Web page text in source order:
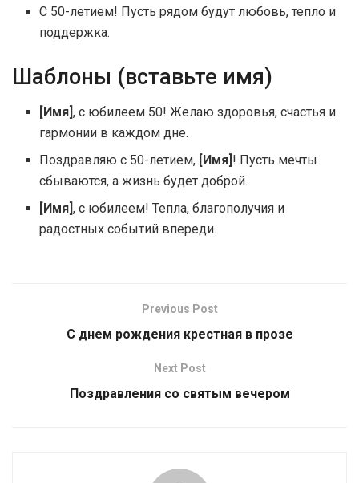
С 50-летием! Пусть рядом будут любовь, тепло и
поддержка.
Шаблоны (вставьте имя)
[Имя], с юбилеем 50! Желаю здоровья, счастья и
гармонии в каждом дне.
Поздравляю с 50-летием,
[Имя] ! Пусть мечты
сбываются, а жизнь будет доброй.
[Имя], с юбилеем! Тепла, благополучия и
радостных событий впереди.
Previous Post
С днем рождения крестная в прозе
Next Post
Поздравления со святым вечером